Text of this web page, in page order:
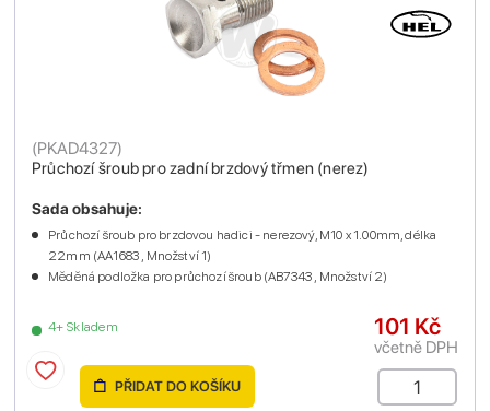
Průchozí šroub pro zadní brzdový třmen (nerez)
(PKAD4327)
4+ Skladem
Sada obsahuje:
Průchozí šroub pro brzdovou hadici - nerezový, M10 x 1.00mm, délka
22mm (AA1683 , Množství 1)
Měděná podložka pro průchozí šroub (AB7343 , Množství 2)
101 Kč
včetně DPH
PŘIDAT DO KOŠÍKU